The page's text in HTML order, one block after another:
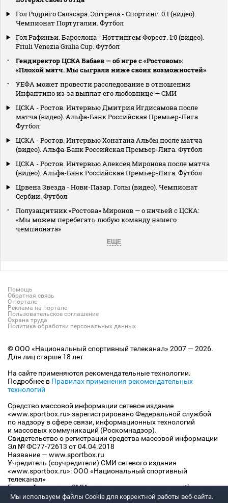
Гол Родриго Саласара. Эштрела - Спортинг. 0:1 (видео).
Чемпионат Португалии. Футбол
Гол Рафиньи. Барселона - Ноттингем Форест. 1:0 (видео).
Friuli Venezia Giulia Cup. Футбол
Гендиректор ЦСКА Бабаев — об игре с «Ростовом»:
«Плохой матч. Мы сыграли ниже своих возможностей»
УЕФА может провести расследование в отношении
Инфантино из‑за выплат его любовнице — СМИ
ЦСКА - Ростов. Интервью Дмитрия Игдисамова после
матча (видео). Альфа-Банк Российская Премьер-Лига.
Футбол
ЦСКА - Ростов. Интервью Хонатана Альбы после матча
(видео). Альфа-Банк Российская Премьер-Лига. Футбол
ЦСКА - Ростов. Интервью Алексея Миронова после матча
(видео). Альфа-Банк Российская Премьер-Лига. Футбол
Црвена Звезда - Нови-Пазар. Голы (видео). Чемпионат
Сербии. Футбол
Полузащитник «Ростова» Миронов — о ничьей с ЦСКА:
«Мы можем перебегать любую команду нашего
чемпионата»
ЕЩЕ
Помощь
Обратная связь
О портале
Реклама на портале
Пользовательское соглашение
Охрана труда
Политика обработки персональных данных
© ООО «Национальный спортивный телеканал» 2007 — 2026.
Для лиц старше 18 лет
На сайте применяются рекомендательные технологии.
Подробнее в Правилах применения рекомендательных
технологий
Средство массовой информации сетевое издание
«www.sportbox.ru» зарегистрировано Федеральной службой
по надзору в сфере связи, информационных технологий
и массовых коммуникаций (Роскомнадзор).
Свидетельство о регистрации средства массовой информации
Эл № ФС77-72613 от 04.04.2018
Название — www.sportbox.ru
Учредитель (соучредители) СМИ сетевого издания
«www.sportbox.ru»: ООО «Национальный спортивный
телеканал»
Главный редактор СМИ сетевого издания «www.sportbox.ru»:
Конов В.А.
Мы используем файлы Сookie для корректной работы веб-сайта.